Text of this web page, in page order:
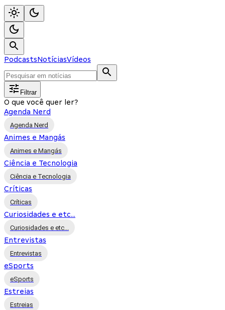
PodcastsNotíciasVídeos
Filtrar
O que você quer ler?
Agenda Nerd
Agenda Nerd
Animes e Mangás
Animes e Mangás
Ciência e Tecnologia
Ciência e Tecnologia
Críticas
Críticas
Curiosidades e etc...
Curiosidades e etc...
Entrevistas
Entrevistas
eSports
eSports
Estreias
Estreias